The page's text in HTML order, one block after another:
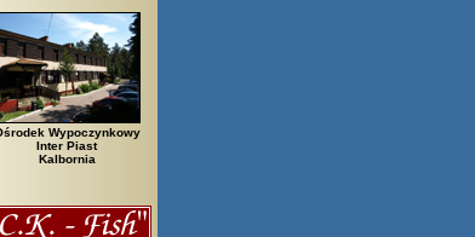
Wypoczynkowy
Inter Piast
Kalbornia